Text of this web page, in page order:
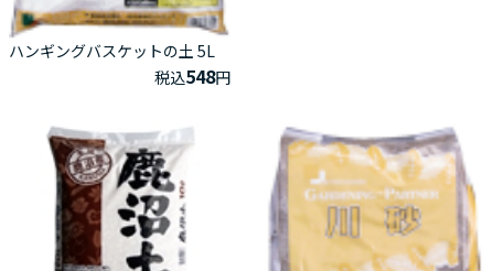
ハンギングバスケットの土 5L
税込548円